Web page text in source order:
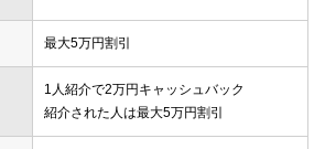
最大5万円割引
1人紹介で2万円キャッシュバック
紹介された人は最大5万円割引